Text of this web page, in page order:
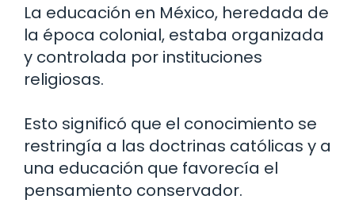
La educación en México, heredada de
la época colonial, estaba organizada
y controlada por instituciones
religiosas.
Esto significó que el conocimiento se
restringía a las doctrinas católicas y a
una educación que favorecía el
pensamiento conservador.